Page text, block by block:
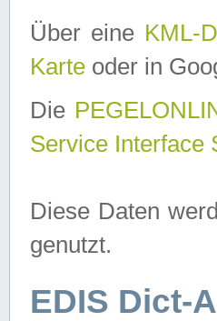
Über eine KML-
Karte oder in
Die
Service Interface
Diese Daten
genutzt.
EDIS Dict-